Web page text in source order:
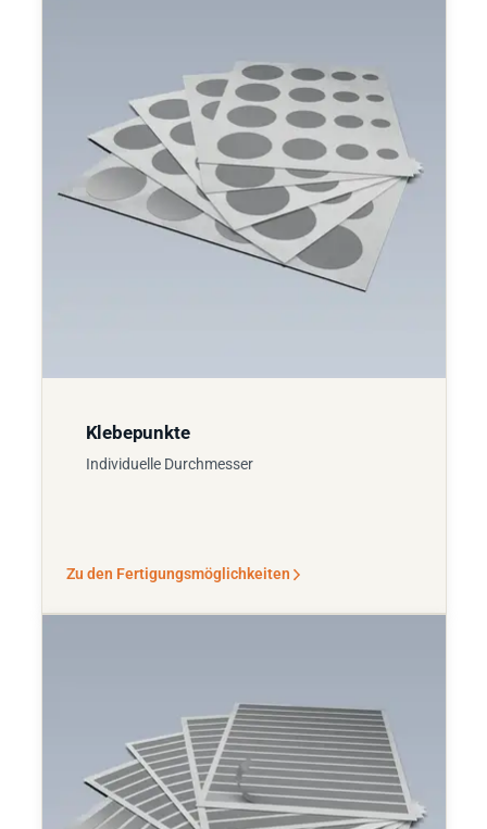
Klebepunkte
Individuelle Durchmesser
Zu den Fertigungsmöglichkeiten